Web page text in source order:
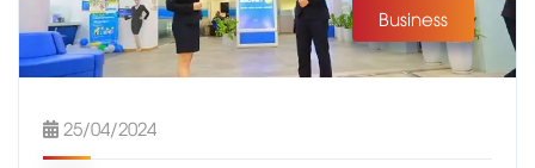
Business
25/04/2024